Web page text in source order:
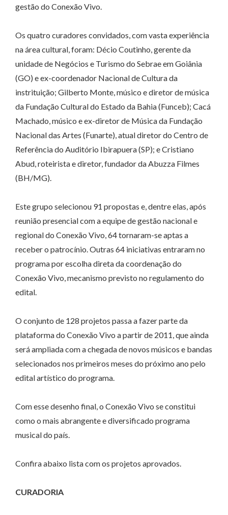
gestão do Conexão Vivo.
Os quatro curadores convidados, com vasta experiência
na área cultural, foram: Décio Coutinho, gerente da
unidade de Negócios e Turismo do Sebrae em Goiânia
(GO) e ex-coordenador Nacional de Cultura da
instrituição; Gilberto Monte, músico e diretor de música
da Fundação Cultural do Estado da Bahia (Funceb); Cacá
Machado, músico e ex-diretor de Música da Fundação
Nacional das Artes (Funarte), atual diretor do Centro de
Referência do Auditório Ibirapuera (SP); e Cristiano
Abud, roteirista e diretor, fundador da Abuzza Filmes
(BH/MG).
Este grupo selecionou 91 propostas e, dentre elas, após
reunião presencial com a equipe de gestão nacional e
regional do Conexão Vivo, 64 tornaram-se aptas a
receber o patrocínio. Outras 64 iniciativas entraram no
programa por escolha direta da coordenação do
Conexão Vivo, mecanismo previsto no regulamento do
edital.
O conjunto de 128 projetos passa a fazer parte da
plataforma do Conexão Vivo a partir de 2011, que ainda
será ampliada com a chegada de novos músicos e bandas
selecionados nos primeiros meses do próximo ano pelo
edital artístico do programa.
Com esse desenho final, o Conexão Vivo se constitui
como o mais abrangente e diversificado programa
musical do país.
Confira abaixo lista com os projetos aprovados.
CURADORIA